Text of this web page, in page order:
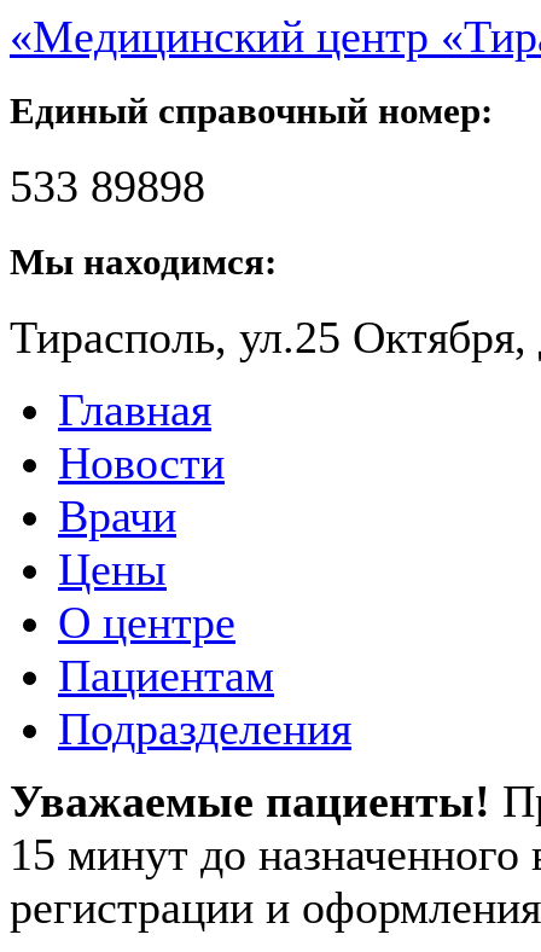
«Медицинский центр
Единый справочный номер:
533 89898
Мы находимся:
Тирасполь, ул.25 Октября,
Главная
Новости
Врачи
Цены
О центре
Пациентам
Подразделения
Уважаемые пациенты!
15 минут до
регистрации и